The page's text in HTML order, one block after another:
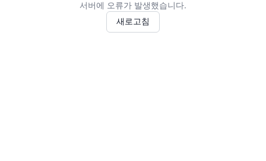
서버에 오류가 발생했습니다.
새로고침